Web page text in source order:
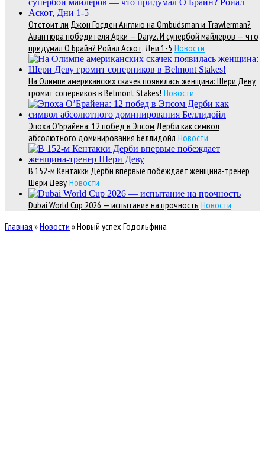
Отстоит ли Джон Госден Англию на Ombudsman и Trawlerman?
Авантюра победителя Арки — Daryz. И супербой майлеров — что
придумал О Брайн? Ройал Аскот, Дни 1-5 Новости
На Олимпе американских скачек появилась женщина: Шери Деву
громит соперников в Belmont Stakes! Новости
Эпоха О’Брайена: 12 побед в Эпсом Дерби как символ
абсолютного доминирования Беллидойл Новости
В 152-м Кентакки Дерби впервые побеждает женщина-тренер
Шери Деву Новости
Dubai World Cup 2026 — испытание на прочность Новости
Главная »Новости »Новый успех Годольфина